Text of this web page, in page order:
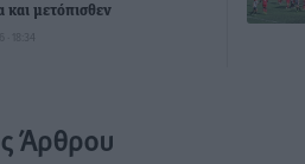
και μετόπισθεν
· 18:34
Άρθρου